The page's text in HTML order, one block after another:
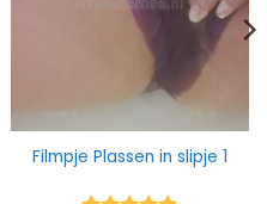
Filmpje Plassen in slipje 1